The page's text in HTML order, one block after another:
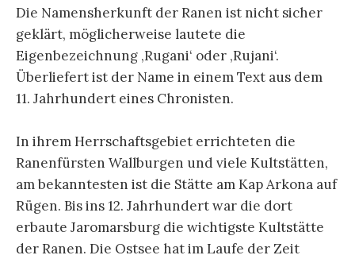
Die Namensherkunft der Ranen ist nicht sicher
geklärt, möglicherweise lautete die
Eigenbezeichnung ‚Rugani‘ oder ‚Rujani‘.
Überliefert ist der Name in einem Text aus dem
11. Jahrhundert eines Chronisten.
In ihrem Herrschaftsgebiet errichteten die
Ranenfürsten Wallburgen und viele Kultstätten,
am bekanntesten ist die Stätte am Kap Arkona auf
Rügen. Bis ins 12. Jahrhundert war die dort
erbaute Jaromarsburg die wichtigste Kultstätte
der Ranen. Die Ostsee hat im Laufe der Zeit